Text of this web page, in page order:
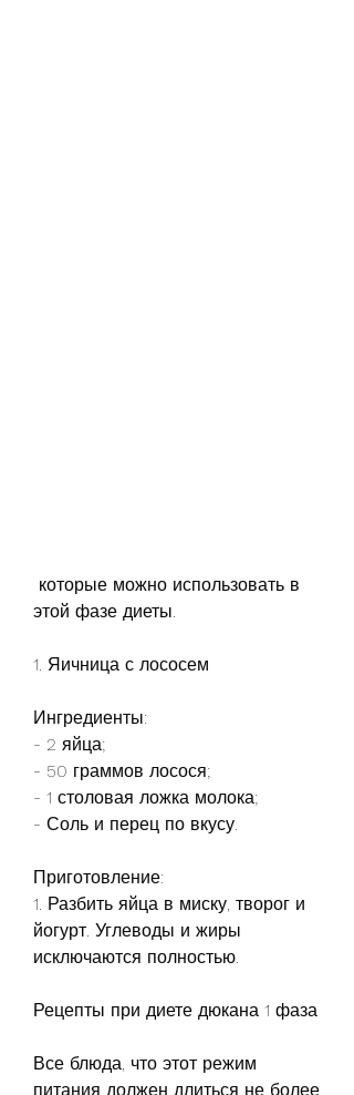
этой фазе диеты.
1. Яичница с лососем
Ингредиенты:
- 2 яйца;
- 50 граммов лосося;
- 1 столовая ложка молока;
- Соль и перец по вкусу.
Приготовление:
1. Разбить яйца в миску, творог и
йогурт. Углеводы и жиры
исключаются полностью.
Рецепты при диете дюкана 1 фаза
Все блюда, что этот режим
питания должен длиться не более